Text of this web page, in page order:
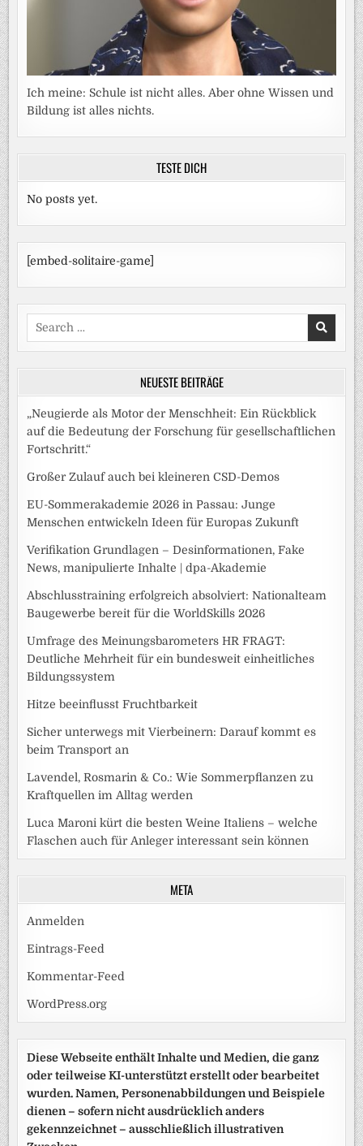
Ich meine: Schule ist nicht alles. Aber ohne Wissen und
Bildung ist alles nichts.
TESTE DICH
No posts yet.
[embed-solitaire-game]
Search
for:
NEUESTE BEITRÄGE
„Neugierde als Motor der Menschheit: Ein Rückblick
auf die Bedeutung der Forschung für gesellschaftlichen
Fortschritt.“
Großer Zulauf auch bei kleineren CSD-Demos
EU-Sommerakademie 2026 in Passau: Junge
Menschen entwickeln Ideen für Europas Zukunft
Verifikation Grundlagen – Desinformationen, Fake
News, manipulierte Inhalte | dpa-Akademie
Abschlusstraining erfolgreich absolviert: Nationalteam
Baugewerbe bereit für die WorldSkills 2026
Umfrage des Meinungsbarometers HR FRAGT:
Deutliche Mehrheit für ein bundesweit einheitliches
Bildungssystem
Hitze beeinflusst Fruchtbarkeit
Sicher unterwegs mit Vierbeinern: Darauf kommt es
beim Transport an
Lavendel, Rosmarin & Co.: Wie Sommerpflanzen zu
Kraftquellen im Alltag werden
Luca Maroni kürt die besten Weine Italiens – welche
Flaschen auch für Anleger interessant sein können
META
Anmelden
Eintrags-Feed
Kommentar-Feed
WordPress.org
Diese Webseite enthält Inhalte und Medien, die ganz
oder teilweise KI-unterstützt erstellt oder bearbeitet
wurden. Namen, Personenabbildungen und Beispiele
dienen – sofern nicht ausdrücklich anders
gekennzeichnet – ausschließlich illustrativen